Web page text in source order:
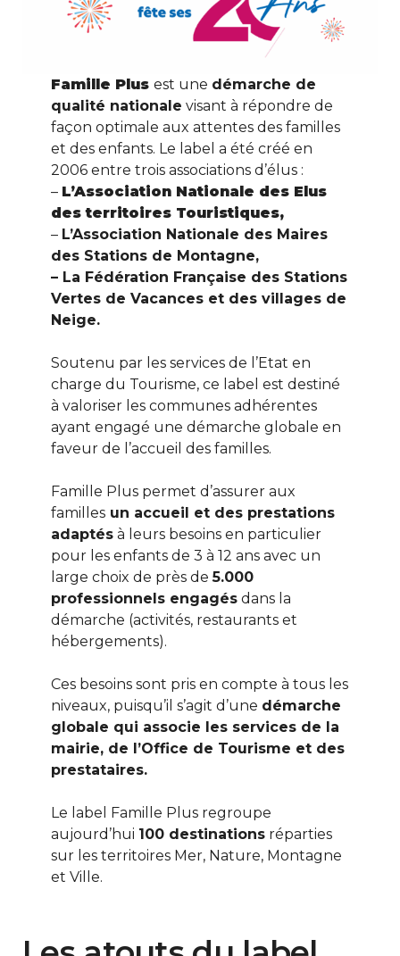
Famille Plus est une démarche de
qualité nationale visant à répondre de
façon optimale aux attentes des familles
et des enfants. Le label a été créé en
2006 entre trois associations d’élus :
– L’Association Nationale des Elus
des territoires Touristiques,
– L’Association Nationale des Maires
des Stations de Montagne,
– La Fédération Française des Stations
Vertes de Vacances et des villages de
Neige.
Soutenu par les services de l’Etat en
charge du Tourisme, ce label est destiné
à valoriser les communes adhérentes
ayant engagé une démarche globale en
faveur de l’accueil des familles.
Famille Plus permet d’assurer aux
famillesun accueil et des prestations
adaptésà leurs besoins en particulier
pour les enfants de 3 à 12 ans avec un
large choix de près de5.000
professionnels engagésdans la
démarche (activités, restaurants et
hébergements).
Ces besoins sont pris en compte à tous les
niveaux, puisqu’il s’agit d’une démarche
globale qui associe les services de la
mairie, de l’Office de Tourisme et des
prestataires.
Le label Famille Plus regroupe
aujourd’hui 100 destinationsréparties
sur les territoires Mer, Nature, Montagne
et Ville.